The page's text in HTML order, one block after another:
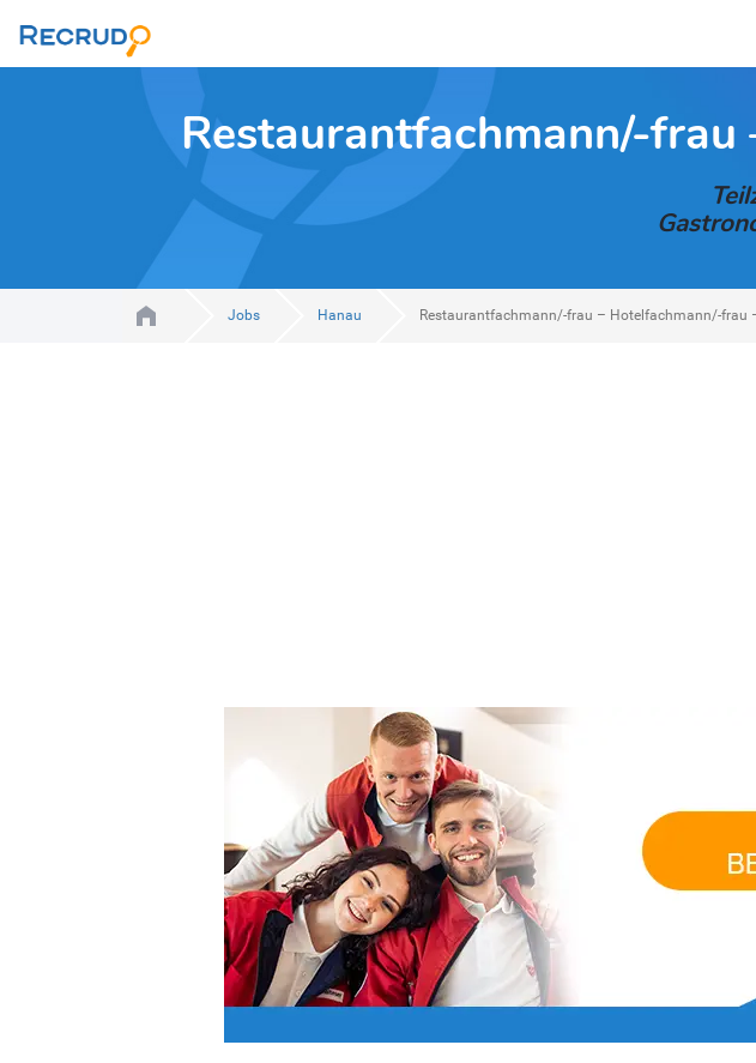
Restaurantfachmann/-
Jobs Hanau Restaurantfachmann/-frau – Hotelfachmann/-frau